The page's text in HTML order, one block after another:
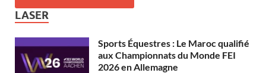
LASER
Sports Équestres : Le Maroc qualifié
aux Championnats du Monde FEI
2026 en Allemagne